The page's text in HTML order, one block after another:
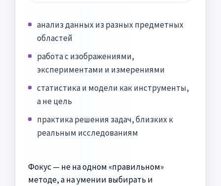
анализ данных из разных предметных
областей
работа с изображениями,
экспериментами и измерениями
статистика и модели как инструменты,
а не цель
практика решения задач, близких к
реальным исследованиям
Фокус — не на одном «правильном»
методе, а на умении выбирать и